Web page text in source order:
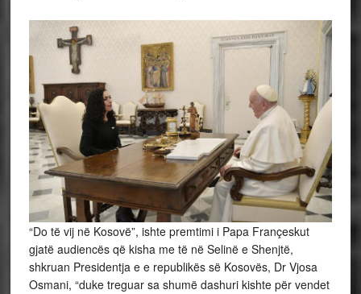
“Do të vij në Kosovë”, ishte premtimi i Papa Françeskut
gjatë audiencës që kisha me të në Selinë e Shenjtë,
shkruan Presidentja e e republikës së Kosovës, Dr Vjosa
Osmani, “duke treguar sa shumë dashuri kishte për vendet